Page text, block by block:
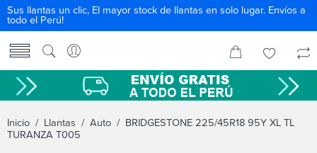
Sus llantas un clic, El mayor stock de llantas en solo lugar. Envíos a
todo el Perú!
Inicio / Llantas / Auto / BRIDGESTONE 225/45R18 95Y XL TL
TURANZA T005